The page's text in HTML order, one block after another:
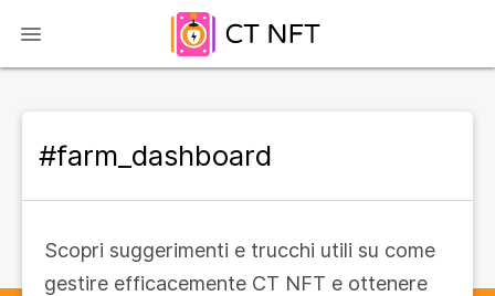
#farm_dashboard
Scopri suggerimenti e trucchi utili su come
gestire efficacemente CT NFT e ottenere